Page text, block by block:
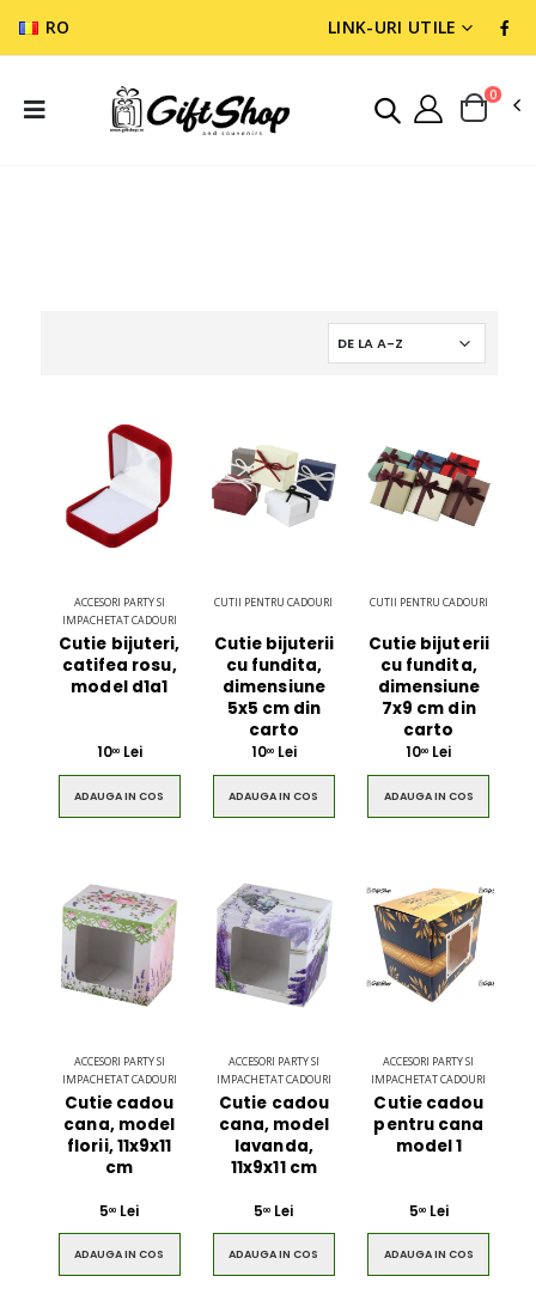
RO LINK-URI UTILE
0
ACCESORI PARTY SI
IMPACHETAT CADOURI
Cutie bijuteri,
catifea rosu,
model d1a1
1000Lei
ADAUGA IN COS
CUTII PENTRU CADOURI
Cutie bijuterii
cu fundita,
dimensiune
5x5 cm din
carto
1000Lei
ADAUGA IN COS
CUTII PENTRU CADOURI
Cutie bijuterii
cu fundita,
dimensiune
7x9 cm din
carto
1000 Lei
ADAUGA IN COS
ACCESORI PARTY SI
IMPACHETAT CADOURI
Cutie cadou
cana, model
florii, 11x9x11
cm
500 Lei
ADAUGA IN COS
ACCESORI PARTY SI
IMPACHETAT CADOURI
Cutie cadou
cana, model
lavanda,
11x9x11 cm
500 Lei
ADAUGA IN COS
ACCESORI PARTY SI
IMPACHETAT CADOURI
Cutie cadou
pentru cana
model 1
500Lei
ADAUGA IN COS
Ultimate 3D
$49.00
$49.00
Circled Ultimate
3D Speaker
Blue
$49.00
$49.00
Men Black